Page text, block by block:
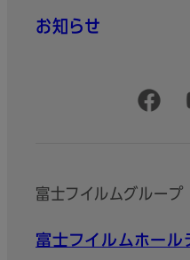
お知らせ
公式SNSアカウント
富士フイルムグループ
富士フイルムホール